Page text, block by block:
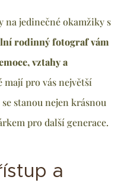
na jedinečné okamžiky s
rodinný fotograf vám
vztahy a
mají pro vás největší
stanou nejen krásnou
pro další generace.
a